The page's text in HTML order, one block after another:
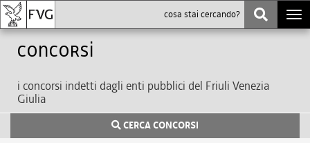
Concorsi
i concorsi indetti dagli enti pubblici del Friuli Venezia
Giulia
CERCA CONCORSI